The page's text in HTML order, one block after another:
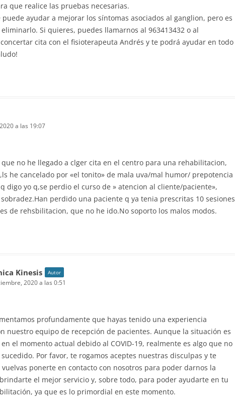
que realice las pruebas necesarias.
puede ayudar a mejorar los síntomas asociados al ganglion, pero es
Si quieres, puedes llamarnos al 963413432 o al
cita con el fisioterapeuta Andrés y te podrá ayudar en todo
a las 19:07
no he llegado a clger cita en el centro para una rehabilitacion,
he cancelado por «el tonito» de mala uva/mal humor/ prepotencia
digo yo q,se perdio el curso de » atencion al cliente/paciente»,
perdido una paciente q ya tenia prescritas 10 sesiones
de rehsbilitacion, que no he ido.No soporto los malos modos.
Kinesis Autor
2020 a las 0:51
profundamente que hayas tenido una experiencia
nuestro equipo de recepción de pacientes. Aunque la situación es
el momento actual debido al COVID-19, realmente es algo que no
Por favor, te rogamos aceptes nuestras disculpas y te
ponerte en contacto con nosotros para poder darnos la
el mejor servicio y, sobre todo, para poder ayudarte en tu
ya que es lo primordial en este momento.